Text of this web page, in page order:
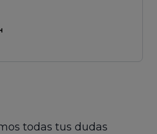
todas tus dudas